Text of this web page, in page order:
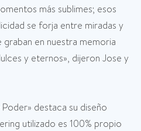
más sublimes; esos
se forja entre miradas y
en nuestra memoria
y eternos», dijeron Jose y
destaca su diseño
utilizado es 100% propio